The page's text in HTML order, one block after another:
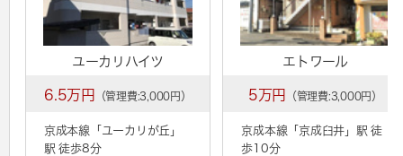
ユーカリハイツ
6.5万円 （管理費:3,000円）
京成本線「 ユーカリが丘 」
駅 徒歩8分
エトワール
5万円 （管理費:3,000円）
京成本線「京成臼井 」駅 徒
歩10分